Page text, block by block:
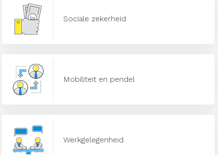
Sociale zekerheid
Mobiliteit en pendel
Werkgelegenheid